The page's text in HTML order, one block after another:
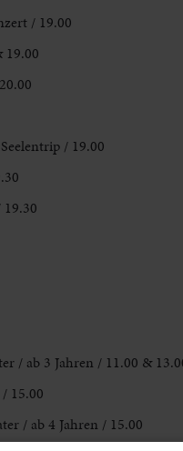
/ 19.00
19.00
/ 19.00
/ ab 3 Jahren / 11.00 &
15.00
/ ab 4 Jahren / 15.00